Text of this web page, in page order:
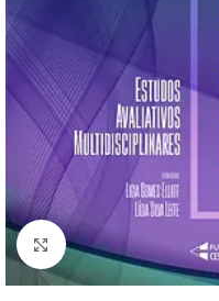
Click to enlarge